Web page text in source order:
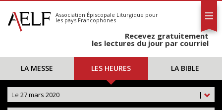
S'abonner
Calendrier
Association Épiscopale Liturgique pour
les pays Francophones
Recevez gratuitement
les lectures du jour par courriel
LA MESSE LES HEURES LA BIBLE
|
Le 27 mars 2020